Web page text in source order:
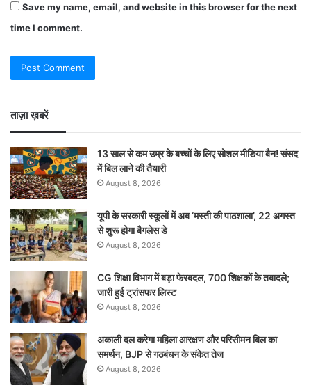
Save my name, email, and website in this browser for the next
time I comment.
ताज़ा ख़बरें
13 साल से कम उम्र के बच्चों के लिए सोशल मीडिया बैन! संसद
में बिल लाने की तैयारी
August 8, 2026
यूपी के सरकारी स्कूलों में अब ‘मस्ती की पाठशाला’, 22 अगस्त
से शुरू होगा बैगलेस डे
August 8, 2026
CG शिक्षा विभाग में बड़ा फेरबदल, 700 शिक्षकों के तबादले;
जारी हुई ट्रांसफर लिस्ट
August 8, 2026
अकाली दल करेगा महिला आरक्षण और परिसीमन बिल का
समर्थन, BJP से गठबंधन के संकेत तेज
August 8, 2026